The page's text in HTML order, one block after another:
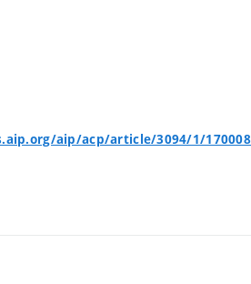
aip/acp/article/3094/1/